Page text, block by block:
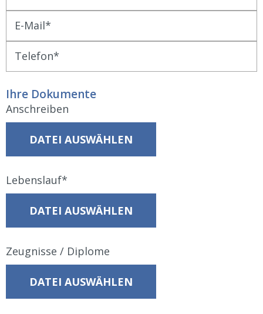
E-Mail
Telefon
Ihre Dokumente
Anschreiben
DATEI AUSWÄHLEN
Lebenslauf
DATEI AUSWÄHLEN
Zeugnisse / Diplome
DATEI AUSWÄHLEN